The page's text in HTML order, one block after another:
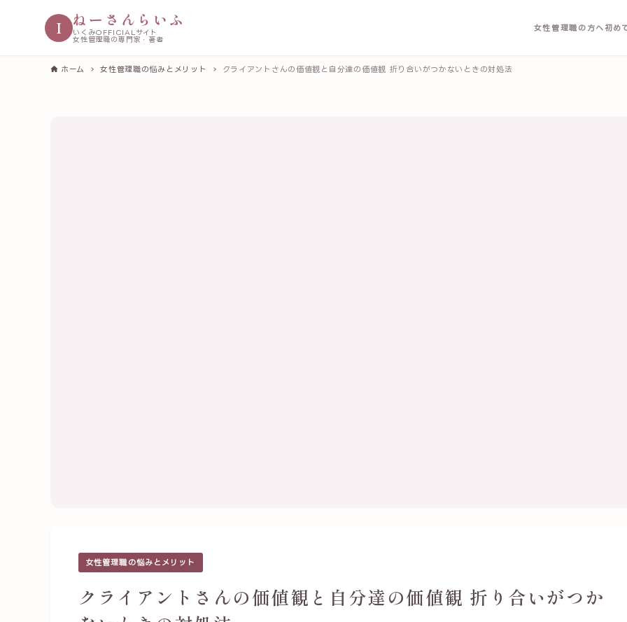
I ねーさんらいふ
いくみOFFICIALサイト
女性管理職の専門家・著者
女性管理職の方へ初め
ホーム 女性管理職の悩みとメリット クライアントさんの価値観と自分達の価値観 折り合いがつかないときの対処法
女性管理職の悩みとメリット
クライアントさんの価値観と自分達の価値観 折り合いがつか